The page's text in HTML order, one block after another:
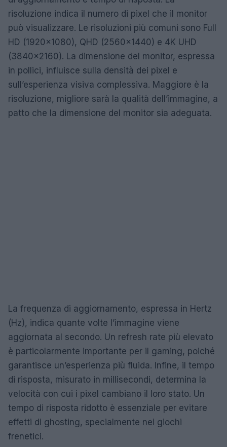
risoluzione indica il numero di pixel che il monitor
può visualizzare. Le risoluzioni più comuni sono Full
HD (1920×1080), QHD (2560×1440) e 4K UHD
(3840×2160). La dimensione del monitor, espressa
in pollici, influisce sulla densità dei pixel e
sull’esperienza visiva complessiva. Maggiore è la
risoluzione, migliore sarà la qualità dell’immagine, a
patto che la dimensione del monitor sia adeguata.
La frequenza di aggiornamento, espressa in Hertz
(Hz), indica quante volte l’immagine viene
aggiornata al secondo. Un refresh rate più elevato
è particolarmente importante per il gaming, poiché
garantisce un’esperienza più fluida. Infine, il tempo
di risposta, misurato in millisecondi, determina la
velocità con cui i pixel cambiano il loro stato. Un
tempo di risposta ridotto è essenziale per evitare
effetti di ghosting, specialmente nei giochi
frenetici.